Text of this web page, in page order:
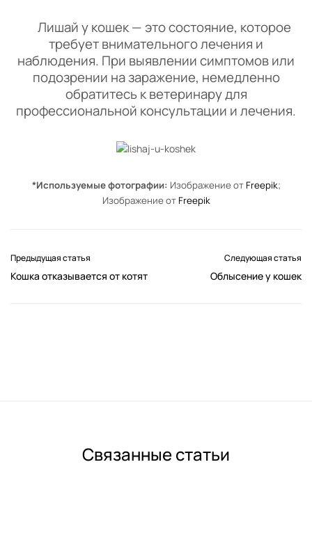
Лишай у кошек — это состояние, которое
требует внимательного лечения и
наблюдения. При выявлении симптомов или
подозрении на заражение, немедленно
обратитесь к ветеринару для
профессиональной консультации и лечения.
*Используемые фотографии: Изображение от Freepik;
Изображение от Freepik
Предыдущая статья
Кошка отказывается от котят
Следующая статья
Облысение у кошек
Связанные статьи